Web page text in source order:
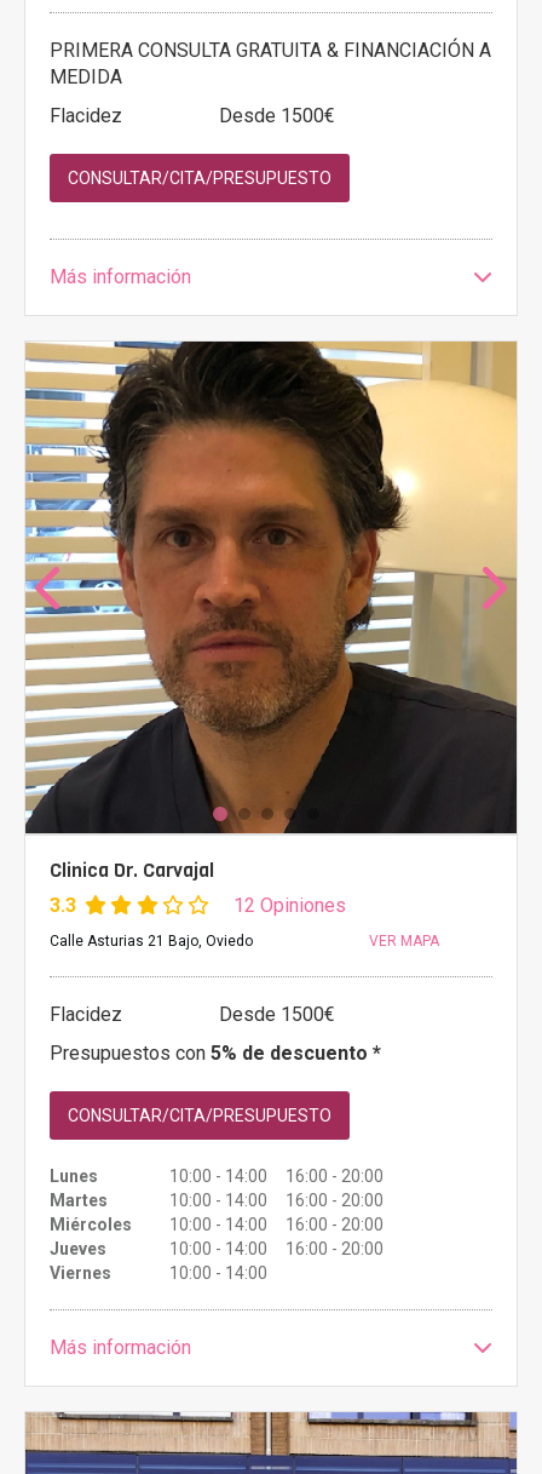
PRIMERA CONSULTA GRATUITA & FINANCIACIÓN A
MEDIDA
Flacidez
Desde 1500€
CONSULTAR/CITA/PRESUPUESTO
Más información
Clinica Dr. Carvajal
3.3 12 Opiniones
Calle Asturias 21 Bajo, Oviedo VER MAPA
Flacidez
Desde 1500€
Presupuestos con 5% de descuento *
CONSULTAR/CITA/PRESUPUESTO
Lunes
10:00 - 14:00 16:00 - 20:00
Martes
10:00 - 14:00 16:00 - 20:00
Miércoles
10:00 - 14:00 16:00 - 20:00
Jueves
10:00 - 14:00 16:00 - 20:00
Viernes
10:00 - 14:00
Más información